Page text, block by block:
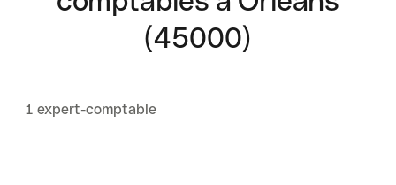
(45000)
1 expert-comptable